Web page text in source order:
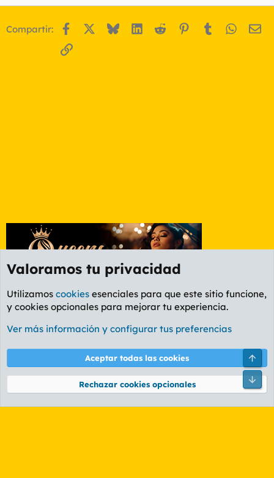
Compartir: Facebook BlueskyLinkedIn
Reddit Pinterest
Tumblr
Enlace
Foro Informática y Videojuegos
Cookies
PL OLDSTYLE AMARILLO
Términos y reglas Política de privacidad Ayuda
Community platform by XenForo® © 2010-2026 XenForo Ltd.
Valoramos tu privacidad
Utilizamos cookies esenciales para que este sitio funcione,
y cookies opcionales para mejorar tu experiencia.
Ver más información y configurar tus preferencias
Aceptar todas las cookies
Rechazar cookies opcionales
Pie